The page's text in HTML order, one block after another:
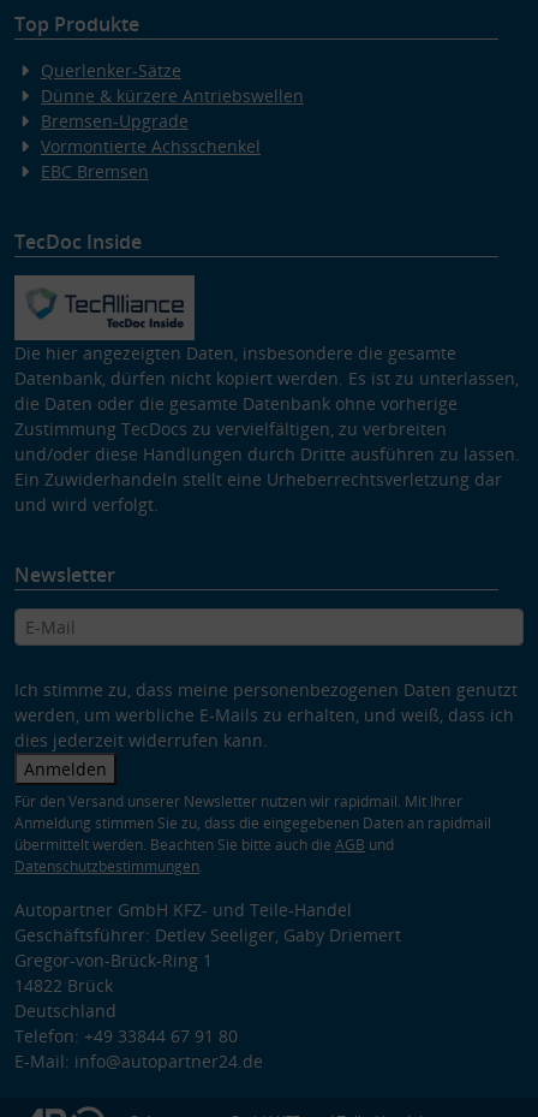
Top Produkte
Querlenker-Sätze
Dünne & kürzere Antriebswellen
Bremsen-Upgrade
Vormontierte Achsschenkel
EBC Bremsen
TecDoc Inside
Die hier angezeigten Daten, insbesondere die gesamte
Datenbank, dürfen nicht kopiert werden. Es ist zu unterlassen,
die Daten oder die gesamte Datenbank ohne vorherige
Zustimmung TecDocs zu vervielfältigen, zu verbreiten
und/oder diese Handlungen durch Dritte ausführen zu lassen.
Ein Zuwiderhandeln stellt eine Urheberrechtsverletzung dar
und wird verfolgt.
Newsletter
Ich stimme zu, dass meine personenbezogenen Daten genutzt
werden, um werbliche E-Mails zu erhalten, und weiß, dass ich
dies jederzeit widerrufen kann.
Anmelden
Für den Versand unserer Newsletter nutzen wir rapidmail. Mit Ihrer
Anmeldung stimmen Sie zu, dass die eingegebenen Daten an rapidmail
übermittelt werden. Beachten Sie bitte auch die AGB und
Datenschutzbestimmungen.
Autopartner GmbH KFZ- und Teile-Handel
Geschäftsführer: Detlev Seeliger, Gaby Driemert
Gregor-von-Brück-Ring 1
14822 Brück
Deutschland
Telefon: +49 33844 67 91 80
E-Mail: info@autopartner24.de